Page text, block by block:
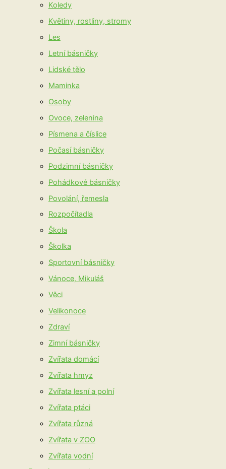
Koledy
Květiny, rostliny, stromy
Les
Letní básničky
Lidské tělo
Maminka
Osoby
Ovoce, zelenina
Písmena a číslice
Počasí básničky
Podzimní básničky
Pohádkové básničky
Povolání, řemesla
Rozpočítadla
Škola
Školka
Sportovní básničky
Vánoce, Mikuláš
Věci
Velikonoce
Zdraví
Zimní básničky
Zvířata domácí
Zvířata hmyz
Zvířata lesní a polní
Zvířata ptáci
Zvířata různá
Zvířata v ZOO
Zvířata vodní